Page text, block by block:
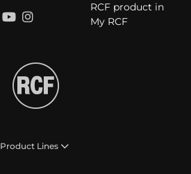
RCF product in
My RCF
Product Lines